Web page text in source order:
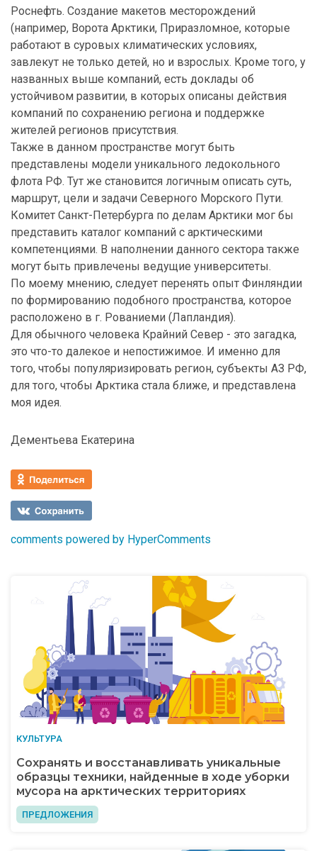
Роснефть. Создание макетов месторождений
(например, Ворота Арктики, Приразломное, которые
работают в суровых климатических условиях,
завлекут не только детей, но и взрослых. Кроме того, у
названных выше компаний, есть доклады об
устойчивом развитии, в которых описаны действия
компаний по сохранению региона и поддержке
жителей регионов присутствия.
Также в данном пространстве могут быть
представлены модели уникального ледокольного
флота РФ. Тут же становится логичным описать суть,
маршрут, цели и задачи Северного Морского Пути.
Комитет Санкт-Петербурга по делам Арктики мог бы
представить каталог компаний с арктическими
компетенциями. В наполнении данного сектора также
могут быть привлечены ведущие университеты.
По моему мнению, следует перенять опыт Финляндии
по формированию подобного пространства, которое
расположено в г. Рованиеми (Лапландия).
Для обычного человека Крайний Север - это загадка,
это что-то далекое и непостижимое. И именно для
того, чтобы популяризировать регион, субъекты АЗ РФ,
для того, чтобы Арктика стала ближе, и представлена
моя идея.
Дементьева Екатерина
comments powered by HyperComments
КУЛЬТУРА
Сохранять и восстанавливать уникальные
образцы техники, найденные в ходе уборки
мусора на арктических территориях
ПРЕДЛОЖЕНИЯ